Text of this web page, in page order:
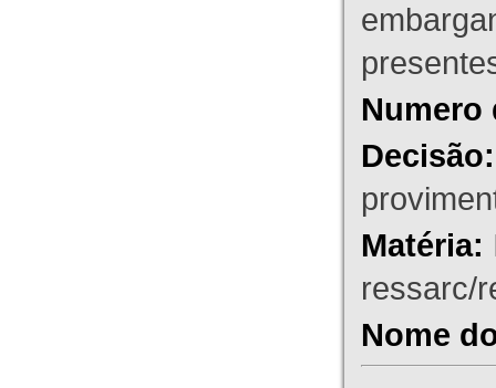
Numero
Decisão:
Matéria:
ressarc/
Nome